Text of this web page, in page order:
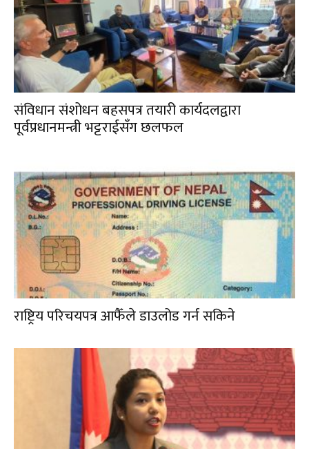
संविधान संशोधन बहसपत्र तयारी कार्यदलद्वारा
पूर्वप्रधानमन्त्री भट्टराईसँग छलफल
राष्ट्रिय परिचयपत्र आफैँले डाउलोड गर्न सकिने